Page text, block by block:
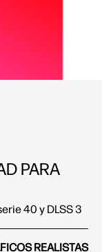
PARA
40 y DLSS 3
REALISTAS